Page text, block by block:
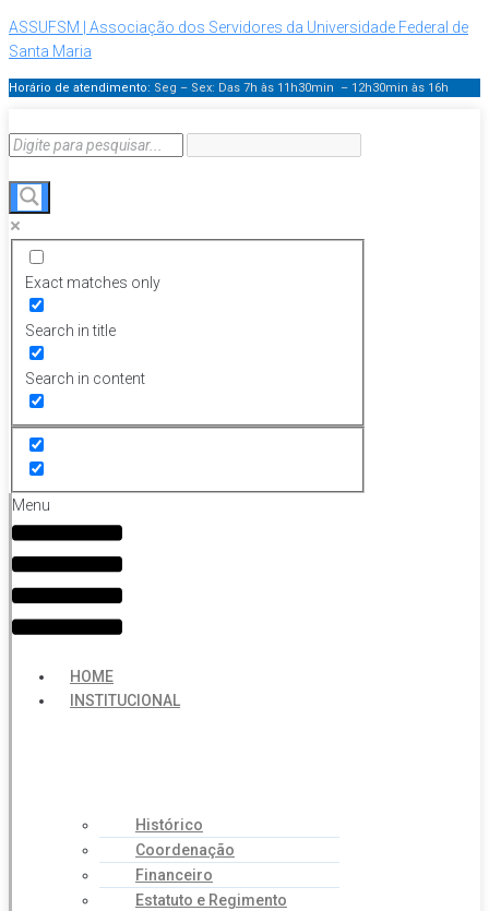
ASSUFSM | Associação dos Servidores da Universidade Federal de
Santa Maria
Horário de atendimento: Seg – Sex: Das 7h às 11h30min – 12h30min às 16h
Exact matches only
Search in title
Search in content
Menu
HOME
INSTITUCIONAL
Histórico
Coordenação
Financeiro
Estatuto e Regimento